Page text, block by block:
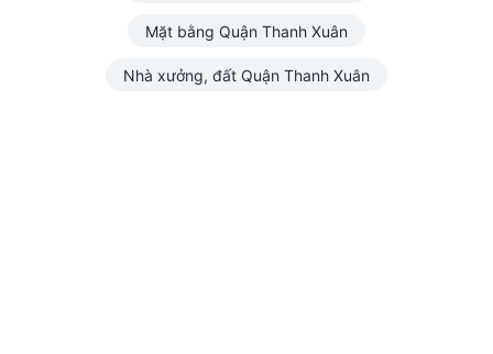
Mặt bằng Quận Thanh Xuân
Nhà xưởng, đất Quận Thanh Xuân